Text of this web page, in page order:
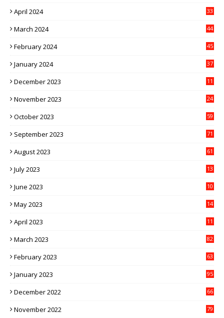
April 2024 33
March 2024 44
February 2024 45
January 2024 37
December 2023 11
November 2023 24
October 2023 59
September 2023 71
August 2023 61
July 2023
13
June 2023
10
May 2023
14
April 2023
11
March 2023 82
February 2023 63
January 2023 95
December 2022 66
November 2022 79